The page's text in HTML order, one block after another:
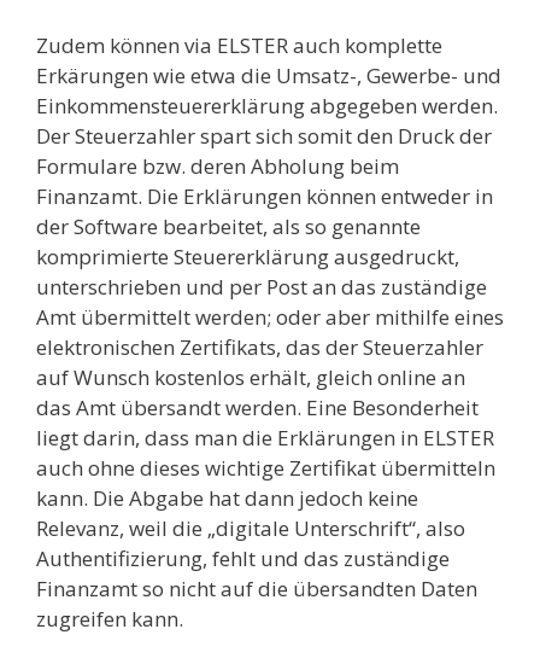
Zudem können via ELSTER auch komplette
Erkärungen wie etwa die Umsatz-, Gewerbe- und
Einkommensteuererklärung abgegeben werden.
Der Steuerzahler spart sich somit den Druck der
Formulare bzw. deren Abholung beim
Finanzamt. Die Erklärungen können entweder in
der Software bearbeitet, als so genannte
komprimierte Steuererklärung ausgedruckt,
unterschrieben und per Post an das zuständige
Amt übermittelt werden; oder aber mithilfe eines
elektronischen Zertifikats, das der Steuerzahler
auf Wunsch kostenlos erhält, gleich online an
das Amt übersandt werden. Eine Besonderheit
liegt darin, dass man die Erklärungen in ELSTER
auch ohne dieses wichtige Zertifikat übermitteln
kann. Die Abgabe hat dann jedoch keine
Relevanz, weil die „digitale Unterschrift“, also
Authentifizierung, fehlt und das zuständige
Finanzamt so nicht auf die übersandten Daten
zugreifen kann.